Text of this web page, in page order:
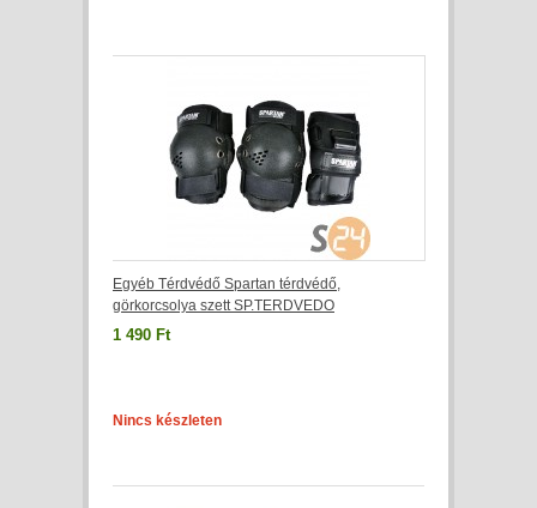
Egyéb Térdvédő Spartan térdvédő,
görkorcsolya szett SP.TERDVEDO
1 490 Ft
Nincs készleten